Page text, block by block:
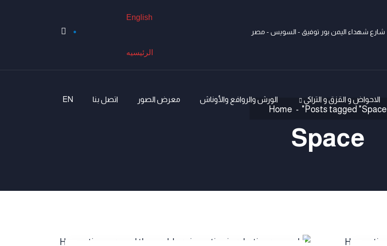
English
الرئيسيه
EN اتصل بنا معرض الصور الورش والروافع والأوناش الاحواض و القزق و التراكي
Home Posts tagged "Space"
Space